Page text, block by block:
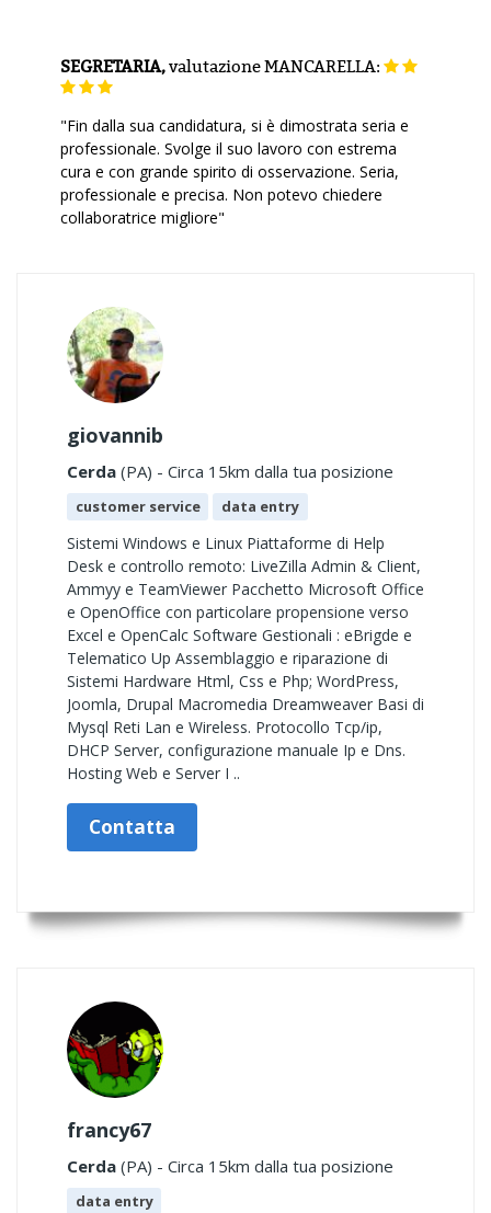
SEGRETARIA,valutazioneMANCARELLA:
"Fin dalla sua candidatura, si è dimostrata seria e
professionale. Svolge il suo lavoro con estrema
cura e con grande spirito di osservazione. Seria,
professionale e precisa. Non potevo chiedere
collaboratrice migliore"
giovannib
Cerda (PA) - Circa 15km dalla tua posizione
customer service data entry
Sistemi Windows e Linux Piattaforme di Help
Desk e controllo remoto: LiveZilla Admin & Client,
Ammyy e TeamViewer Pacchetto Microsoft Office
e OpenOffice con particolare propensione verso
Excel e OpenCalc Software Gestionali : eBrigde e
Telematico Up Assemblaggio e riparazione di
Sistemi Hardware Html, Css e Php; WordPress,
Joomla, Drupal Macromedia Dreamweaver Basi di
Mysql Reti Lan e Wireless. Protocollo Tcp/ip,
DHCP Server, configurazione manuale Ip e Dns.
Hosting Web e Server I ..
Contatta
francy67
Cerda (PA) - Circa 15km dalla tua posizione
data entry